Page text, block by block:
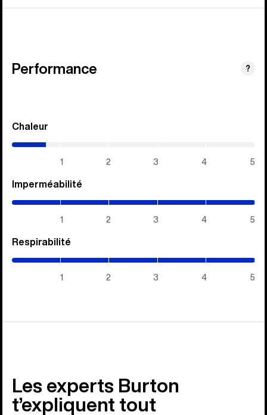
Performance ?
Chaleur
1 2 3 4 5
Imperméabilité
1 2 3 4 5
Respirabilité
1 2 3 4 5
Les experts Burton
t’expliquent tout